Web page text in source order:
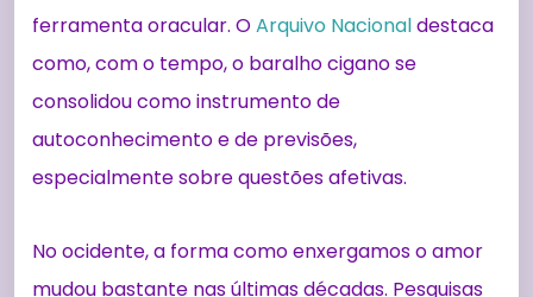
ferramenta oracular. OArquivo Nacionaldestaca
como, com o tempo, o baralho cigano se
consolidou como instrumento de
autoconhecimento e de previsões,
especialmente sobre questões afetivas.
No ocidente, a forma como enxergamos o amor
mudou bastante nas últimas décadas. Pesquisas